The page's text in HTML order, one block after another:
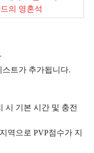
의 영혼석
트가 추가됩니다.
시 기본 시간 및 충전
역으로 PVP점수가 지